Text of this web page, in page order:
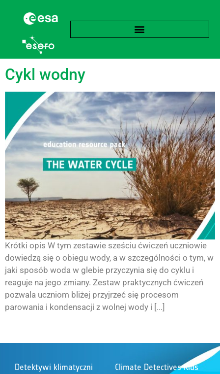
Tag:Gaz
Cykl wodny
Krótki opis W tym zestawie sześciu ćwiczeń uczniowie
dowiedzą się o obiegu wody, a w szczególności o tym, w
jaki sposób woda w glebie przyczynia się do cyklu i
reaguje na jego zmiany. Zestaw praktycznych ćwiczeń
pozwala uczniom bliżej przyjrzeć się procesom
parowania i kondensacji z wolnej wody i [...]
Detektywi klimatyczni Climate Detectives Kids